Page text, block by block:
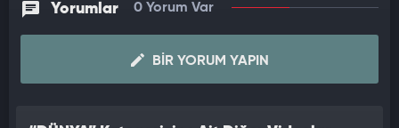
Yorumlar 0 Yorum Var
BIR YORUM YAPIN